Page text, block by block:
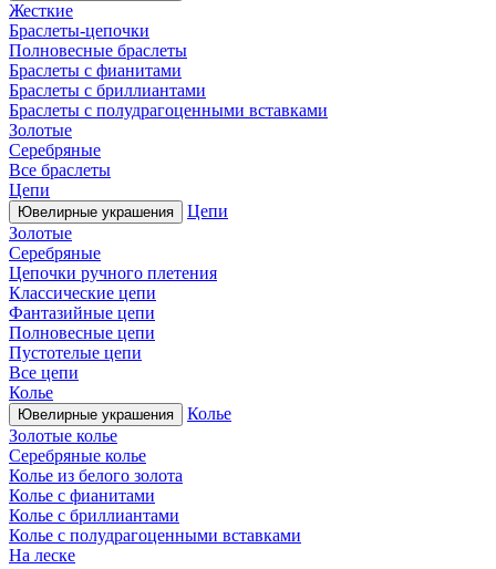
Жесткие
Браслеты-цепочки
Полновесные браслеты
Браслеты с фианитами
Браслеты с бриллиантами
Браслеты с полудрагоценными вставками
Золотые
Серебряные
Все браслеты
Цепи
Ювелирные украшения
Цепи
Золотые
Серебряные
Цепочки ручного плетения
Классические цепи
Фантазийные цепи
Полновесные цепи
Пустотелые цепи
Все цепи
Колье
Ювелирные украшения
Колье
Золотые колье
Серебряные колье
Колье из белого золота
Колье с фианитами
Колье с бриллиантами
Колье с полудрагоценными вставками
На леске